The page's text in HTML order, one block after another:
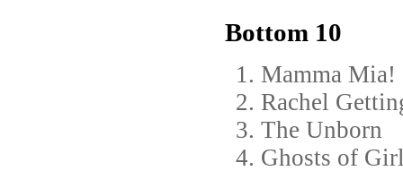
Bottom 10
Mamma Mia!
Rachel
The Unborn
Ghosts of